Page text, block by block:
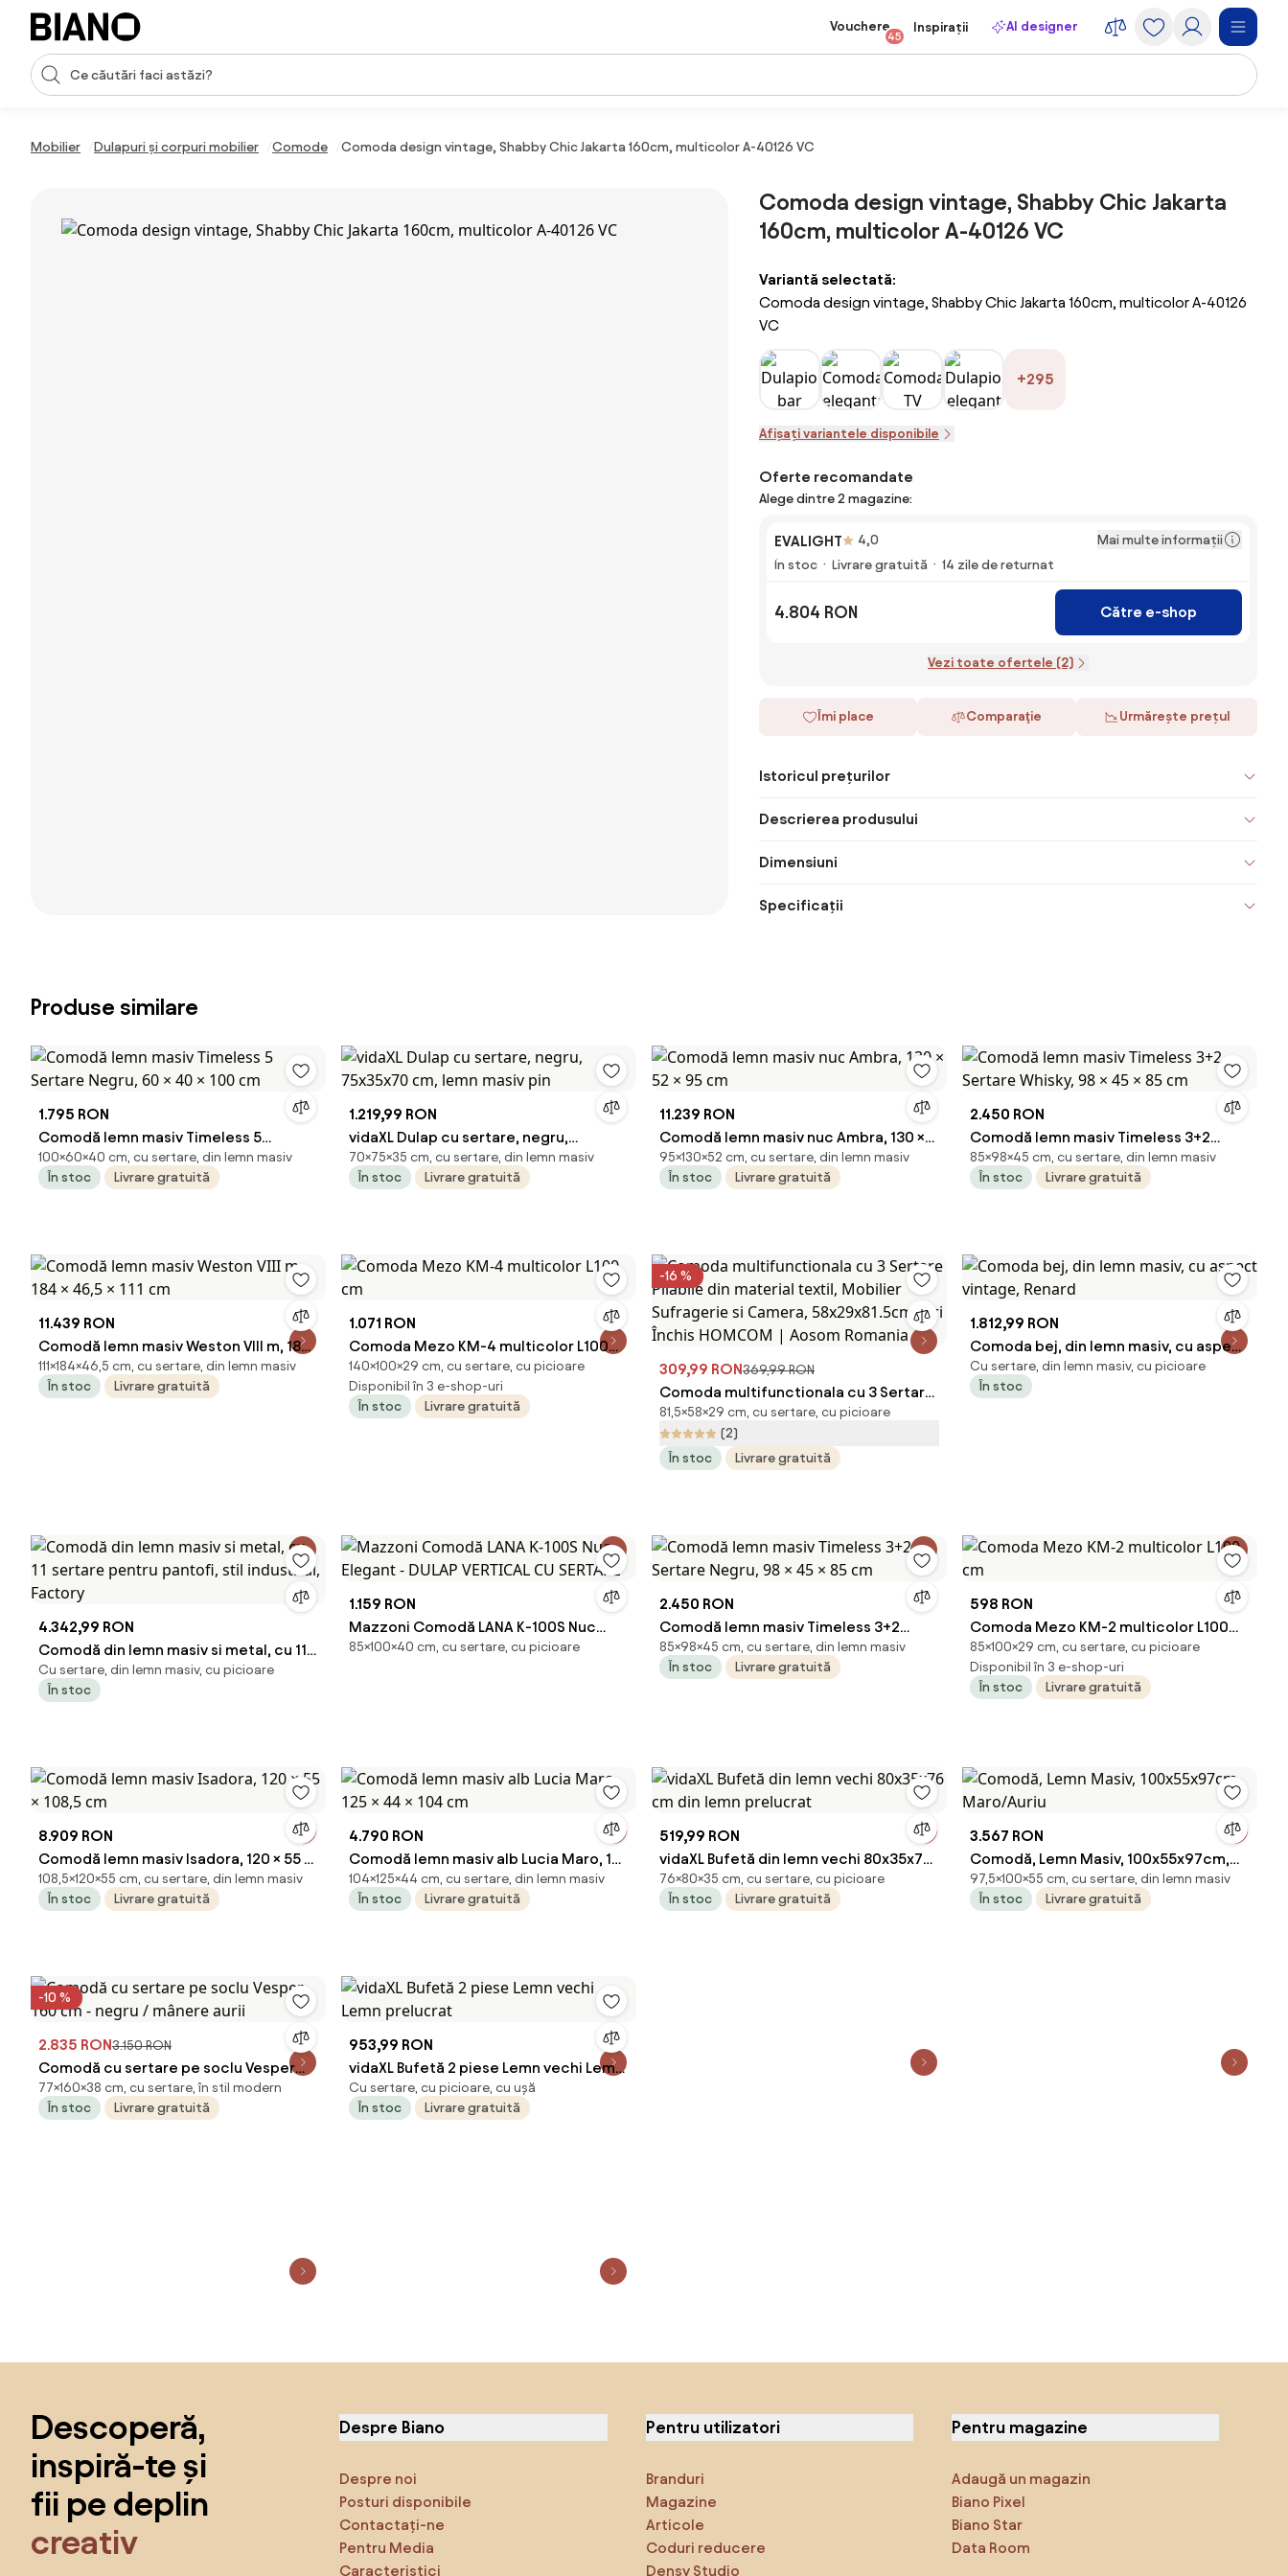
Sari peste navigare, accesează conținutul
Introducerea căutării
Vouchere
45
Inspirații AI designer
Mobilier Dulapuri și corpuri mobilier Comode Comoda design vintage, Shabby Chic Jakarta 160cm, multicolor A-40126 VC
Comoda design vintage, Shabby Chic Jakarta
160cm, multicolor A-40126 VC
Variantă selectată:
Comoda design vintage, Shabby Chic Jakarta 160cm, multicolor A-40126
VC
+295
Afișați variantele disponibile
Oferte recomandate
Alege dintre 2 magazine:
EVALIGHT 4,0
Mai multe informații
În stoc
Livrare gratuită 14 zile de returnat
4.804 RON Către e-shop
Vezi toate ofertele (2)
Îmi place Comparaţie Urmărește prețul
Istoricul prețurilor
Descrierea produsului
Dimensiuni
Specificații
Produse similare
1.795 RON
Comodă lemn masiv Timeless 5
Sertare Negru, 60 × 40 × 100 cm
100×60×40 cm, cu sertare, din lemn masiv
În stoc
Livrare gratuită
1.219,99 RON
vidaXL Dulap cu sertare, negru,
75x35x70 cm, lemn masiv pin
70×75×35 cm, cu sertare, din lemn masiv
În stoc
Livrare gratuită
11.239 RON
Comodă lemn masiv nuc Ambra, 130 ×
52 × 95 cm
95×130×52 cm, cu sertare, din lemn masiv
În stoc
Livrare gratuită
2.450 RON
Comodă lemn masiv Timeless 3+2
Sertare Whisky, 98 × 45 × 85 cm
85×98×45 cm, cu sertare, din lemn masiv
În stoc
Livrare gratuită
11.439 RON
Comodă lemn masiv Weston VIII m, 184
× 46,5 × 111 cm
111×184×46,5 cm, cu sertare, din lemn masiv
În stoc
Livrare gratuită
1.071 RON
Comoda Mezo KM-4 multicolor L100
cm
140×100×29 cm, cu sertare, cu picioare
Disponibil în 3 e-shop-uri
În stoc
Livrare gratuită
-16 %
309,99 RON369,99 RON
Comoda multifunctionala cu 3 Sertare
Pliabile din material textil, Mobilier
Sufragerie si Camera, 58x29x81.5cm,
Gri Închis HOMCOM | Aosom Romania
81,5×58×29 cm, cu sertare, cu picioare
(2)
În stoc
Livrare gratuită
1.812,99 RON
Comoda bej, din lemn masiv, cu aspect
vintage, Renard
Cu sertare, din lemn masiv, cu picioare
În stoc
4.342,99 RON
Comodă din lemn masiv si metal, cu 11
sertare pentru pantofi, stil industrial,
Factory
Cu sertare, din lemn masiv, cu picioare
În stoc
1.159 RON
Mazzoni Comodă LANA K-100S Nuc
Elegant - DULAP VERTICAL CU SERTARE
85×100×40 cm, cu sertare, cu picioare
2.450 RON
Comodă lemn masiv Timeless 3+2
Sertare Negru, 98 × 45 × 85 cm
85×98×45 cm, cu sertare, din lemn masiv
În stoc
Livrare gratuită
598 RON
Comoda Mezo KM-2 multicolor L100
cm
85×100×29 cm, cu sertare, cu picioare
Disponibil în 3 e-shop-uri
În stoc
Livrare gratuită
8.909 RON
Comodă lemn masiv Isadora, 120 × 55 ×
108,5 cm
108,5×120×55 cm, cu sertare, din lemn masiv
În stoc
Livrare gratuită
4.790 RON
Comodă lemn masiv alb Lucia Maro, 125
× 44 × 104 cm
104×125×44 cm, cu sertare, din lemn masiv
În stoc
Livrare gratuită
519,99 RON
vidaXL Bufetă din lemn vechi 80x35x76
cm din lemn prelucrat
76×80×35 cm, cu sertare, cu picioare
În stoc
Livrare gratuită
3.567 RON
Comodă, Lemn Masiv, 100x55x97cm,
Maro/Auriu
97,5×100×55 cm, cu sertare, din lemn masiv
În stoc
Livrare gratuită
-10 %
2.835 RON3.150 RON
Comodă cu sertare pe soclu Vesper
160 cm - negru / mânere aurii
77×160×38 cm, cu sertare, în stil modern
În stoc
Livrare gratuită
953,99 RON
vidaXL Bufetă 2 piese Lemn vechi Lemn
prelucrat
Cu sertare, cu picioare, cu ușă
În stoc
Livrare gratuită
Descoperă,
inspiră-te și
fii pe deplin
creativ
Despre Biano
Despre noi
Posturi disponibile
Contactați-ne
Pentru Media
Caracteristici
Pentru utilizatori
Branduri
Magazine
Articole
Coduri reducere
Densy Studio
Pentru magazine
Adaugă un magazin
Biano Pixel
Biano Star
Data Room